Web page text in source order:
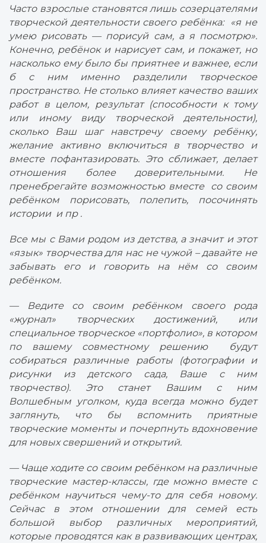
Часто взрослые становятся лишь созерцателями
творческой деятельности своего ребёнка: «я не
умею рисовать — порисуй сам, а я посмотрю».
Конечно, ребёнок и нарисует сам, и покажет, но
насколько ему было бы приятнее и важнее, если
б с ним именно разделили творческое
пространство. Не столько влияет качество ваших
работ в целом, результат (способности к тому
или иному виду творческой деятельности),
сколько Ваш шаг навстречу своему ребёнку,
желание активно включиться в творчество и
вместе пофантазировать. Это сближает, делает
отношения более доверительными. Не
пренебрегайте возможностью вместе со своим
ребёнком порисовать, полепить, посочинять
истории и пр .
Все мы с Вами родом из детства, а значит и этот
«язык» творчества для нас не чужой – давайте не
забывать его и говорить на нём со своим
ребёнком.
— Ведите со своим ребёнком своего рода
«журнал» творческих достижений, или
специальное творческое «портфолио», в котором
по вашему совместному решению будут
собираться различные работы (фотографии и
рисунки из детского сада, Ваше с ним
творчество). Это станет Вашим с ним
Волшебным уголком, куда всегда можно будет
заглянуть, что бы вспомнить приятные
творческие моменты и почерпнуть вдохновение
для новых свершений и открытий.
— Чаще ходите со своим ребёнком на различные
творческие мастер-классы, где можно вместе с
ребёнком научиться чему-то для себя новому.
Сейчас в этом отношении для семей есть
большой выбор различных мероприятий,
которые проводятся как в развивающих центрах,